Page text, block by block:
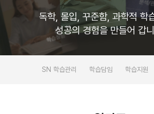
독학, 몰입, 꾸준함, 과학적 학
성공의 경험을 만들어 갑
SN 학습관리 학습담임 학습지원